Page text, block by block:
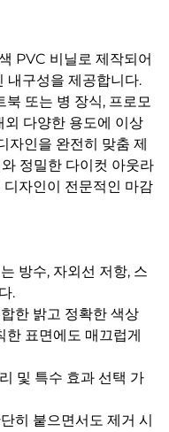
PVC 비닐로 제작되어
내구성을 제공합니다.
북 또는 병 장식, 프로모
다양한 용도에 이상
자인을 완전히 맞춤 제
정밀한 다이컷 아웃라
자인이 전문적인 마감
방수, 자외선 저항, 스
.
한 밝고 정확한 색상
한 표면에도 매끄럽게
및 특수 효과 선택 가
히 붙으면서도 제거 시